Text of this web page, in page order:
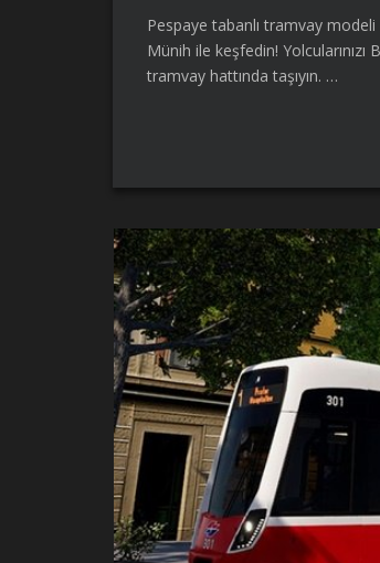
Pespaye tabanlı tramvay modeli
Münih ile keşfedin!
tramvay hattında taşıyın. …